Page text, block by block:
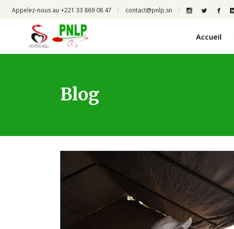
Appelez-nous au +221 33 869 08 47 contact@pnlp.sn
Accueil
Blog